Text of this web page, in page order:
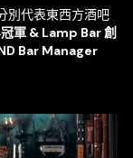
別代表東西方酒吧
軍 & Lamp Bar 創
Bar Manager